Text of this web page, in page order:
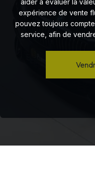
aider à évaluer la
expérience de vente
pouvez toujours
service, afin de